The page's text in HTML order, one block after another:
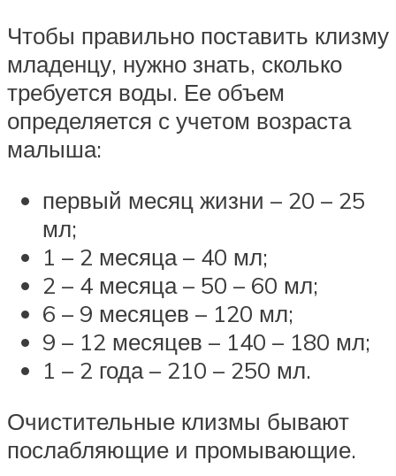
Чтобы правильно поставить клизму
младенцу, нужно знать, сколько
требуется воды. Ее объем
определяется с учетом возраста
малыша:
первый месяц жизни – 20 – 25
мл;
1 – 2 месяца – 40 мл;
2 – 4 месяца – 50 – 60 мл;
6 – 9 месяцев – 120 мл;
9 – 12 месяцев – 140 – 180 мл;
1 – 2 года – 210 – 250 мл.
Очистительные клизмы бывают
послабляющие и промывающие.